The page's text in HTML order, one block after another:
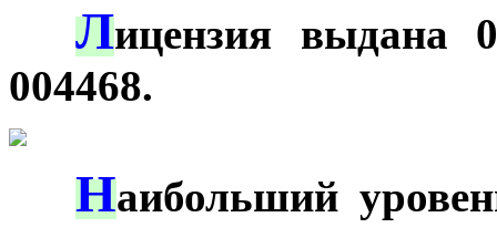
Лицензия
004468.
Наибольший